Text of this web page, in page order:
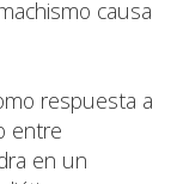
causa
respuesta a
entre
en un